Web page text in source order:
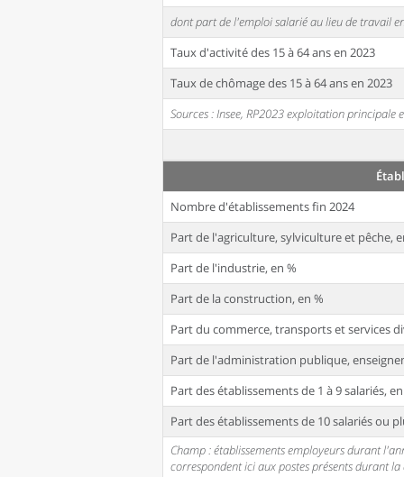
dont part de l'emploi salarié au lieu de travail
Taux d'activité des 15 à 64 ans en 2023
Taux de chômage des 15 à 64 ans en 2023
Sources : Insee, RP2023 exploitation
Nombre d'établissements fin 2024
Part de l'agriculture, sylviculture et pêche,
Part de l'industrie, en %
Part de la construction, en %
Part du commerce, transports et services
Part de l'administration publique,
Part des établissements de 1 à 9 salariés,
Part des établissements de 10 salariés ou
Champ : établissements employeurs durant
correspondent ici aux postes présents durant